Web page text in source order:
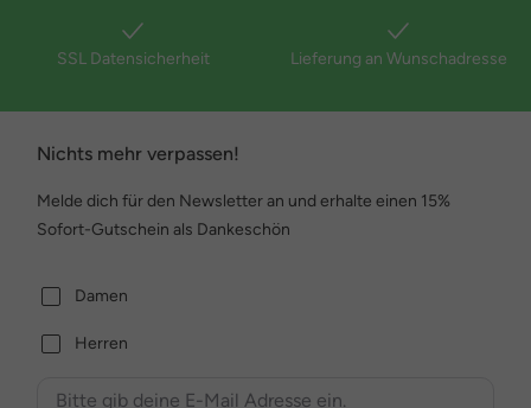
SSL Datensicherheit Lieferung an Wunschadresse
Nichts mehr verpassen!
Melde dich für den Newsletter an und erhalte einen 15%
Sofort-Gutschein als Dankeschön
Damen
Herren